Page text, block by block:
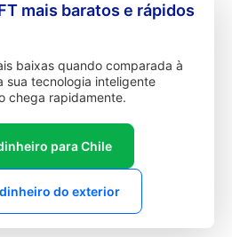
mais baratos e rápidos
baixas quando comparada à
sua tecnologia inteligente
chega rapidamente.
para Chile
do exterior